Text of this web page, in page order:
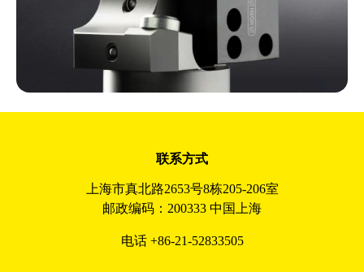
联系方式
上海市真北路2653号8栋205-206室
邮政编码：200333 中国上海
电话 +86-21-52833505